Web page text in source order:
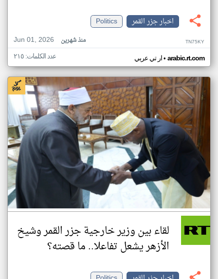
اخبار جزر القمر
Politics
Jun 01, 2026
منذ شهرين TN75KY
ار تي عربي• arabic.rt.com عدد الكلمات: ٢١٥
لقاء بين وزير خارجية جزر القمر وشيخ
الأزهر يشعل تفاعلا.. ما قصته؟